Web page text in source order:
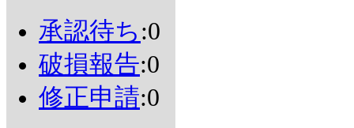
承認待ち :0
破損報告:0
修正申請:0